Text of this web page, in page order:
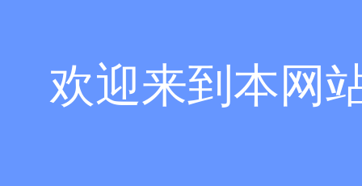
欢迎来到本网